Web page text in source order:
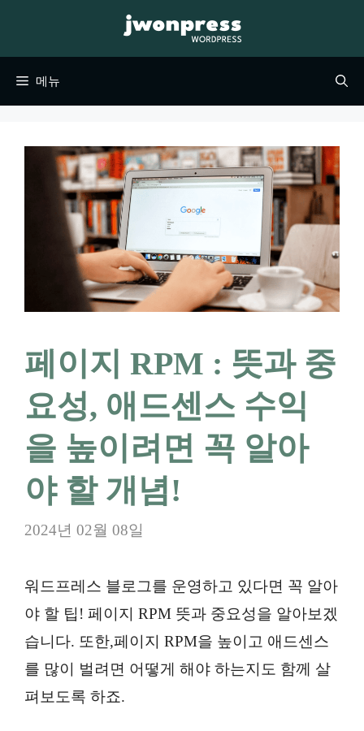
메뉴
페이지 RPM : 뜻과 중
요성, 애드센스 수익
을 높이려면 꼭 알아
야 할 개념!
2024년 02월 08일
워드프레스 블로그를 운영하고 있다면 꼭 알아
야 할 팁! 페이지 RPM 뜻과 중요성을 알아보겠
습니다. 또한,페이지 RPM을 높이고 애드센스
를 많이 벌려면 어떻게 해야 하는지도 함께 살
펴보도록 하죠.